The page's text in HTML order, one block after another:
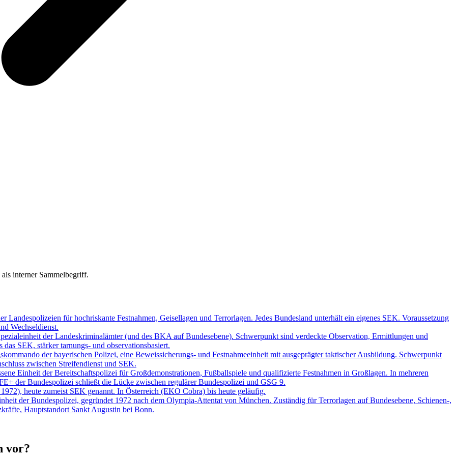
interner Sammelbegriff.
Landespolizeien für hochriskante Festnahmen, Geisellagen und Terrorlagen. Jedes Bundesland unterhält ein eigenes SEK. Voraussetzung
Wechseldienst.
der Landeskriminalämter (und des BKA auf Bundesebene). Schwerpunkt sind verdeckte Observation, Ermittlungen und
SEK, stärker tarnungs- und observationsbasiert.
der bayerischen Polizei, eine Beweissicherungs- und Festnahmeeinheit mit ausgeprägter taktischer Ausbildung. Schwerpunkt
zwischen Streifendienst und SEK.
Einheit der Bereitschaftspolizei für Großdemonstrationen, Fußballspiele und qualifizierte Festnahmen in Großlagen. In mehreren
der Bundespolizei schließt die Lücke zwischen regulärer Bundespolizei und GSG 9.
heute zumeist SEK genannt. In Österreich (EKO Cobra) bis heute geläufig.
der Bundespolizei, gegründet 1972 nach dem Olympia-Attentat von München. Zuständig für Terrorlagen auf Bundesebene, Schienen-,
Hauptstandort Sankt Augustin bei Bonn.
vor?